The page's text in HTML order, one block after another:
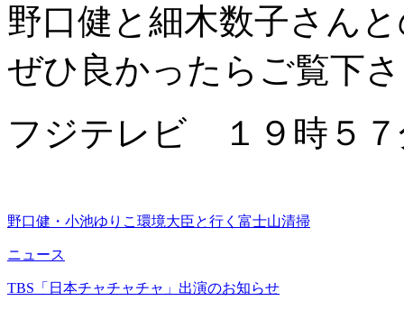
野口健と細木数子さん
ぜひ良かったらご覧下
フジテレビ １９時５７
野口健・小池ゆりこ環境大臣と行く富士山清掃
ニュース
TBS「日本チャチャチャ」出演のお知らせ